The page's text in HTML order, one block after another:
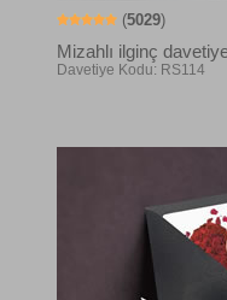
(5029)
Mizahlı ilginç